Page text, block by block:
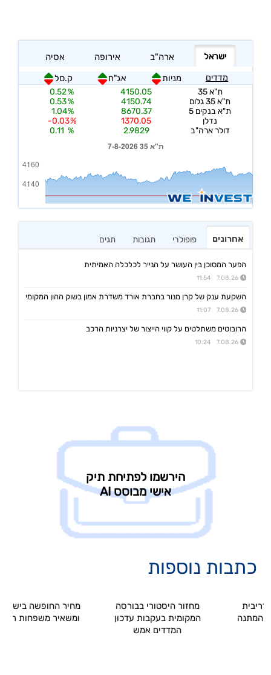
אחרונים פופולרי תגובות תגים
הפער המסוכן בין העושר על הנייר לכלכלה האמיתית
7.08.26 11:54
השקעת ענק של קרן מנור בחברת אורד משדרת אמון בשוק ההון המקומי
7.08.26 11:07
הרובוטים משתלטים על קווי הייצור של יצרניות הרכב
7.08.26 10:24
כתבות נוספות
מחזור היסטורי בבורסה
המקומית בעקבות עדכון
המדדים אמש
מחיר החופשה בישראל
ומשאיר משפחות רבות